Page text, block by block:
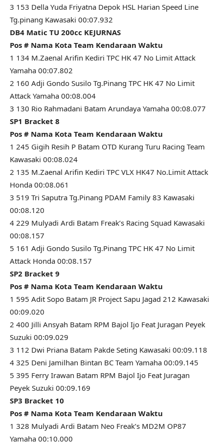
3 153 Della Yuda Friyatna Depok HSL Harian Speed Line
Tg.pinang Kawasaki 00:07.932
DB4 Matic TU 200cc KEJURNAS
Pos # Nama Kota Team Kendaraan Waktu
1 134 M.Zaenal Arifin Kediri TPC HK 47 No Limit Attack
Yamaha 00:07.802
2 160 Adji Gondo Susilo Tg.Pinang TPC HK 47 No Limit
Attack Yamaha 00:08.004
3 130 Rio Rahmadani Batam Arundaya Yamaha 00:08.077
SP1 Bracket 8
Pos # Nama Kota Team Kendaraan Waktu
1 245 Gigih Resih P Batam OTD Kurang Turu Racing Team
Kawasaki 00:08.024
2 135 M.Zaenal Arifin Kediri TPC VLX HK47 No.Limit Attack
Honda 00:08.061
3 519 Tri Saputra Tg.Pinang PDAM Family 83 Kawasaki
00:08.120
4 229 Mulyadi Ardi Batam Freak’s Racing Squad Kawasaki
00:08.157
5 161 Adji Gondo Susilo Tg.Pinang TPC HK 47 No Limit
Attack Honda 00:08.157
SP2 Bracket 9
Pos # Nama Kota Team Kendaraan Waktu
1 595 Adit Sopo Batam JR Project Sapu Jagad 212 Kawasaki
00:09.020
2 400 Jilli Ansyah Batam RPM Bajol Ijo Feat Juragan Peyek
Suzuki 00:09.029
3 112 Dwi Priana Batam Pakde Seting Kawasaki 00:09.118
4 325 Deni Jamilhan Bintan BC Team Yamaha 00:09.145
5 395 Ferry Irawan Batam RPM Bajol Ijo Feat Juragan
Peyek Suzuki 00:09.169
SP3 Bracket 10
Pos # Nama Kota Team Kendaraan Waktu
1 328 Mulyadi Ardi Batam Neo Freak’s MD2M OP87
Yamaha 00:10.000